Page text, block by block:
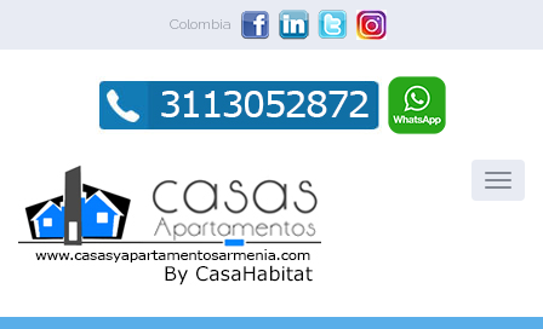
Colombia